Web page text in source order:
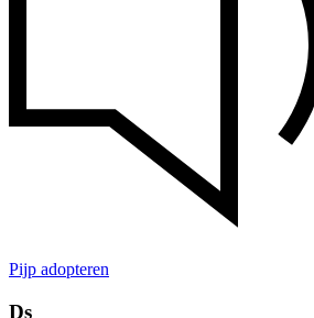
Pijp adopteren
Ds